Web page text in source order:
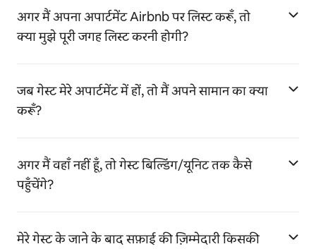
अगर मैं अपना अपार्टमेंट Airbnb पर लिस्ट करूँ, तो
क्या मुझे पूरी जगह लिस्ट करनी होगी?
जब गेस्ट मेरे अपार्टमेंट में हों, तो मैं अपने सामान का क्या
करूँ?
अगर मैं वहाँ नहीं हूँ, तो गेस्ट बिल्डिंग/यूनिट तक कैसे
पहुँचेंगे?
मेरे गेस्ट के जाने के बाद सफ़ाई की ज़िम्मेदारी किसकी